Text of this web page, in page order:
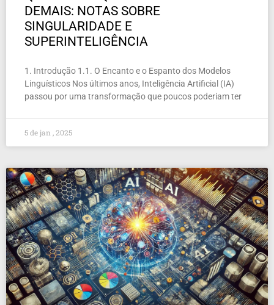
DEMAIS: NOTAS SOBRE
SINGULARIDADE E
SUPERINTELIGÊNCIA
1. Introdução 1.1. O Encanto e o Espanto dos Modelos
Linguísticos Nos últimos anos, Inteligência Artificial (IA)
passou por uma transformação que poucos poderiam ter
5 de jan , 2025